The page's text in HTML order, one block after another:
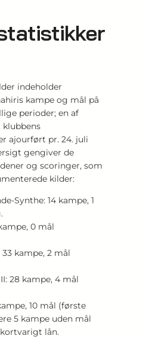
indeholder
kampe og mål på
perioder; en af
klubbens
ajourført pr. 24. juli
gengiver de
og scoringer, som
kilder:
Synthe: 14 kampe, 1
0 mål
kampe, 2 mål
28 kampe, 4 mål
10 mål (første
5 kampe uden mål
lån.